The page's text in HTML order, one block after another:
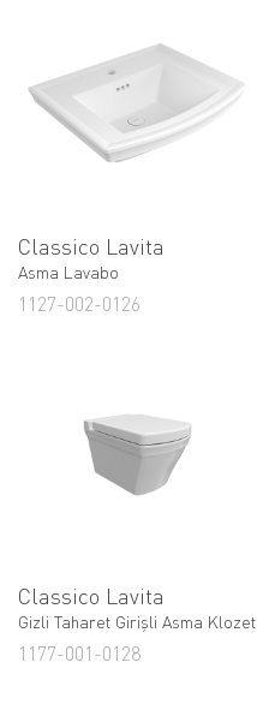
Classico Lavita
Asma Lavabo
1127-002-0126
Classico Lavita
Gizli Taharet Girişli Asma Klozet
1177-001-0128